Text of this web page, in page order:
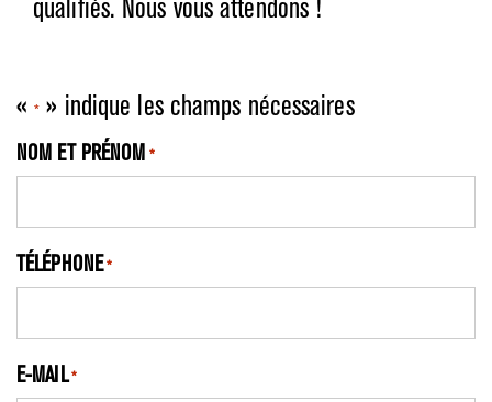
qualifiés. Nous vous attendons !
«* » indique les champs nécessaires
NOM ET PRÉNOM *
TÉLÉPHONE *
E-MAIL *